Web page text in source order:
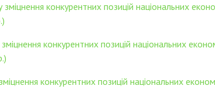
конкурентних позицій національних
конкурентних позицій національних
конкурентних позицій національних